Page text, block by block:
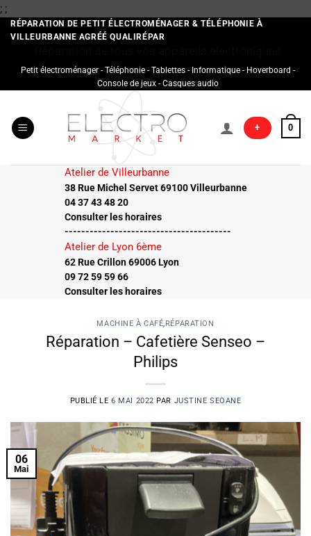
; ;Passer
au
contenu
RÉPARATION DE PETIT ÉLECTROMÉNAGER & TÉLÉPHONIE À
VILLEURBANNE AGRÉÉ QUALIRÉPAR
Petit électroménager - Téléphonie - Tablettes - Informatique - Hoverboard -
Console de jeux - Casques audio
+ 0
Atelier de Villeurbanne
38 Rue Michel Servet 69100 Villeurbanne
04 37 43 48 20
Consulter les horaires
----------------------------------------
Atelier de Lyon 6ème
62 Rue Crillon 69006 Lyon
09 72 59 59 66
Consulter les horaires
MACHINE À CAFÉ, RÉPARATION
Réparation – Cafetière Senseo –
Philips
PUBLIÉ LE6 MAI 2022 PAR JUSTINE SEOANE
06
Mai